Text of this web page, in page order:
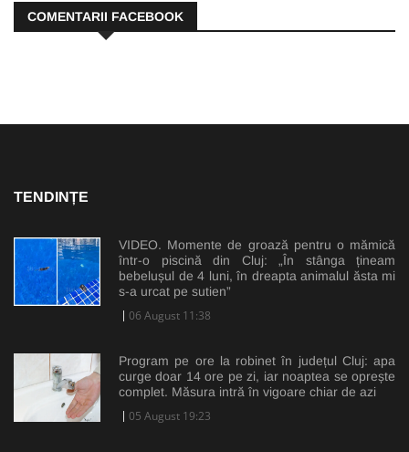
COMENTARII FACEBOOK
TENDINȚE
VIDEO. Momente de groază pentru o mămică
într-o piscină din Cluj: „În stânga țineam
bebelușul de 4 luni, în dreapta animalul ăsta mi
s-a urcat pe sutien”
06 August 11:38
Program pe ore la robinet în județul Cluj: apa
curge doar 14 ore pe zi, iar noaptea se oprește
complet. Măsura intră în vigoare chiar de azi
05 August 19:23